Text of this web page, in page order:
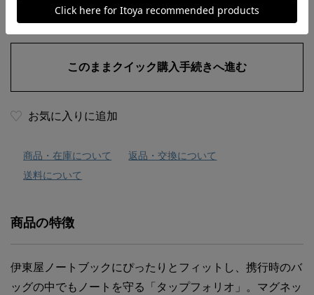
お気に入りに追加
商品・在庫について
返品・交換について
送料について
商品の特徴
伊東屋ノートブックにぴったりとフィットし、携行時のバ
ッグの中でもノートを守る「タップフォリオ」。マグネッ